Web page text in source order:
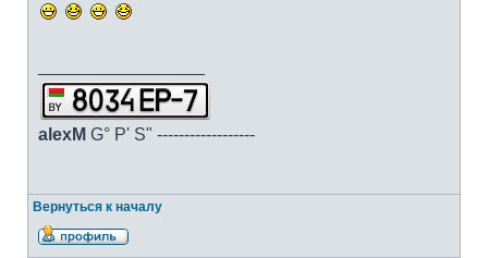
alexM G° P' S" ------------------
Вернуться к началу